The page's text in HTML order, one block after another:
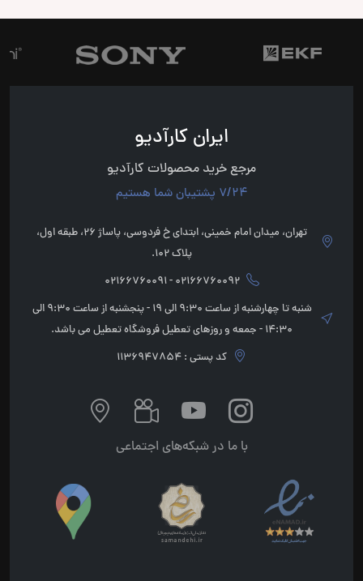
ایران کارآدیو
مرجع خرید محصولات کارآدیو
7/24 پشتیبان شما هستیم
تهران، میدان امام خمینی، ابتدای خ فردوسی، پاساژ 26، طبقه اول،
پلاک 102.
02166760092 - 02166760091
شنبه تا چهارشنبه از ساعت 9:30 الی 19 - پنجشنبه از ساعت 9:30 الی
14:30 - جمعه و روزهای تعطیل فروشگاه تعطیل می باشد.
کد پستی : 1136947854
با ما در شبکه‌های اجتماعی